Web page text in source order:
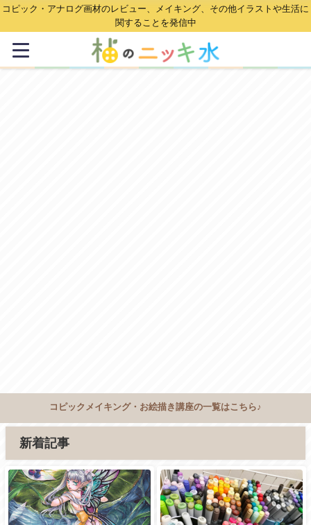
コピック・アナログ画材のレビュー、メイキング、その他イラストや生活に
関することを発信中
コピックメイキング・お絵描き講座の一覧はこちら♪
新着記事